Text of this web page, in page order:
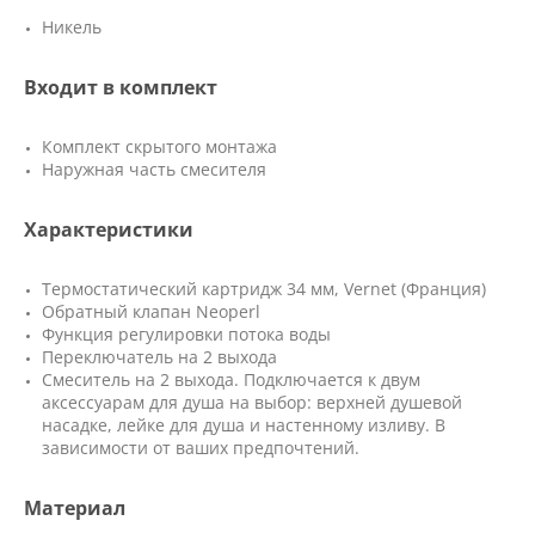
Никель
Входит в комплект
Комплект скрытого монтажа
Наружная часть смесителя
Характеристики
Термостатический картридж 34 мм, Vernet (Франция)
Обратный клапан Neoperl
Функция регулировки потока воды
Переключатель на 2 выхода
Смеситель на 2 выхода. Подключается к двум
аксессуарам для душа на выбор: верхней душевой
насадке, лейке для душа и настенному изливу. В
зависимости от ваших предпочтений.
Материал